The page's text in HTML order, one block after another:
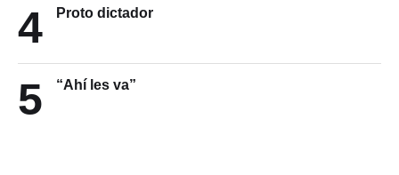
4 Proto dictador
5 “Ahí les va”